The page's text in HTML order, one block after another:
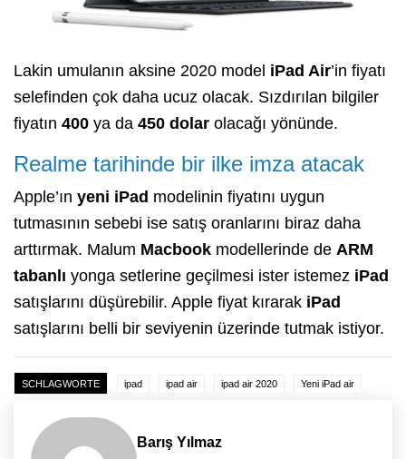
Lakin umulanın aksine 2020 model iPad Air’in fiyatı
selefinden çok daha ucuz olacak. Sızdırılan bilgiler
fiyatın 400 ya da 450 dolar olacağı yönünde.
Realme tarihinde bir ilke imza atacak
Apple’ın yeni iPad modelinin fiyatını uygun
tutmasının sebebi ise satış oranlarını biraz daha
arttırmak. Malum Macbook modellerinde de ARM
tabanlı yonga setlerine geçilmesi ister istemez iPad
satışlarını düşürebilir. Apple fiyat kırarak iPad
satışlarını belli bir seviyenin üzerinde tutmak istiyor.
SCHLAGWORTE ipad ipad air ipad air 2020 Yeni iPad air
Barış Yılmaz